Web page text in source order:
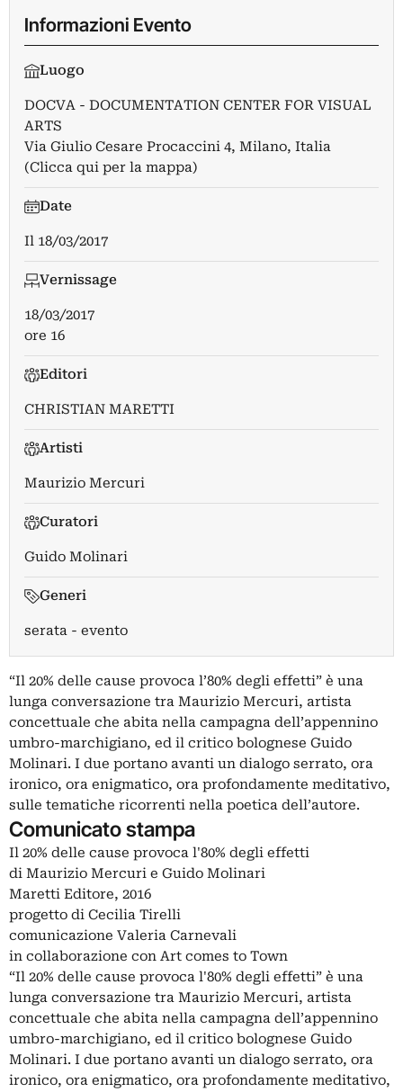
Informazioni Evento
Luogo
DOCVA - DOCUMENTATION CENTER FOR VISUAL
ARTS
Via Giulio Cesare Procaccini 4, Milano, Italia
(Clicca qui per la mappa)
Date
Il 18/03/2017
Vernissage
18/03/2017
ore 16
Editori
CHRISTIAN MARETTI
Artisti
Maurizio Mercuri
Curatori
Guido Molinari
Generi
serata - evento
“Il 20% delle cause provoca l’80% degli effetti” è una
lunga conversazione tra Maurizio Mercuri, artista
concettuale che abita nella campagna dell’appennino
umbro-marchigiano, ed il critico bolognese Guido
Molinari. I due portano avanti un dialogo serrato, ora
ironico, ora enigmatico, ora profondamente meditativo,
sulle tematiche ricorrenti nella poetica dell’autore.
Comunicato stampa
Il 20% delle cause provoca l'80% degli effetti
di Maurizio Mercuri e Guido Molinari
Maretti Editore, 2016
progetto di Cecilia Tirelli
comunicazione Valeria Carnevali
in collaborazione con Art comes to Town
“Il 20% delle cause provoca l'80% degli effetti” è una
lunga conversazione tra Maurizio Mercuri, artista
concettuale che abita nella campagna dell’appennino
umbro-marchigiano, ed il critico bolognese Guido
Molinari. I due portano avanti un dialogo serrato, ora
ironico, ora enigmatico, ora profondamente meditativo,